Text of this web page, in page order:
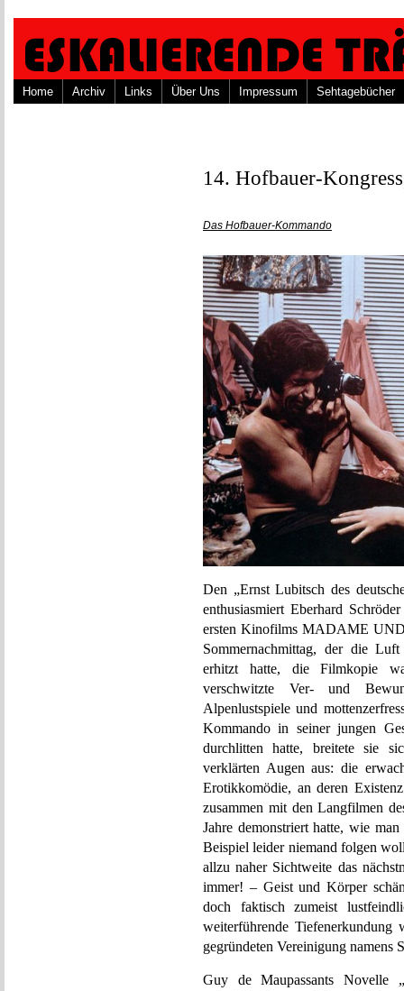
Home Archiv Links Über Uns Impressum Sehtagebücher
14. Hofbauer-
Das Hofbauer-Kommando
Den „Ernst Lubitsch des
enthusiasmiert Eberhard
ersten Kinofilms MADAME
Sommernachmittag, der die
erhitzt hatte, die Filmkopie
verschwitzte Ver- und
Alpenlustspiele und
Kommando in seiner jungen
durchlitten hatte, breitete sie
verklärten Augen aus: die
Erotikkomödie, an deren
zusammen mit den Langfilmen
Jahre demonstriert hatte, wie
Beispiel leider niemand folgen
allzu naher Sichtweite das
immer! – Geist und Körper
doch faktisch zumeist
weiterführende
gegründeten Vereinigung namens
Guy de Maupassants Novelle